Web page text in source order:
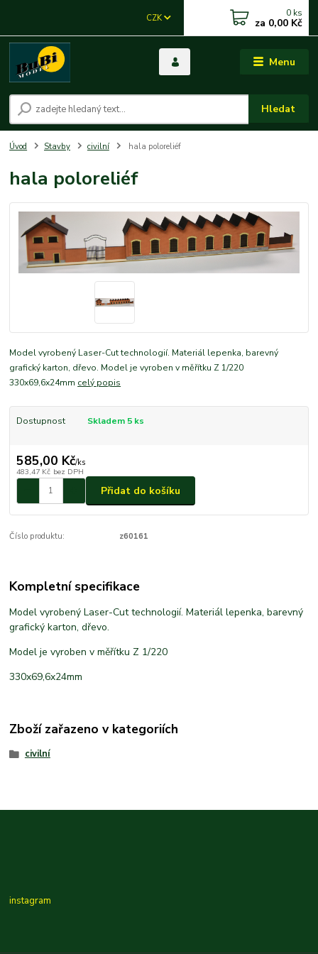
Menu
CZK
Hledat
0 ks
za 0,00 Kč
Úvod Stavby civilní hala poloreliéf
hala poloreliéf
Model vyrobený Laser-Cut technologií. Materiál lepenka, barevný
grafický karton, dřevo. Model je vyroben v měřítku Z 1/220
330x69,6x24mm celý popis
Dostupnost Skladem 5 ks
585,00 Kč/ks
483,47 Kč bez DPH
Přidat do košíku
Číslo produktu: z60161
Kompletní specifikace
Model vyrobený Laser-Cut technologií. Materiál lepenka, barevný
grafický karton, dřevo.
Model je vyroben v měřítku Z 1/220
330x69,6x24mm
Zboží zařazeno v kategoriích
civilní
instagram